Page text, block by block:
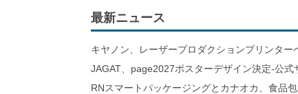
最新ニュース
キヤノン、レーザープロダクションプリンター
JAGAT、page2027ポスターデザイン決定-公式
RNスマートパッケージングとカナオカ、食品